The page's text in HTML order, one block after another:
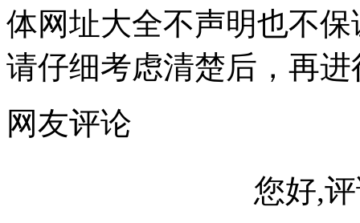
体网址大全不声明也不
请仔细考虑清楚后，再
网友评论
您好,